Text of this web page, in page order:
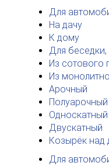
Для
На дачу
К дому
Для
Из сотового
Из
Арочный
Полуарочный
Односкатный
Двускатный
Козырёк над
Для